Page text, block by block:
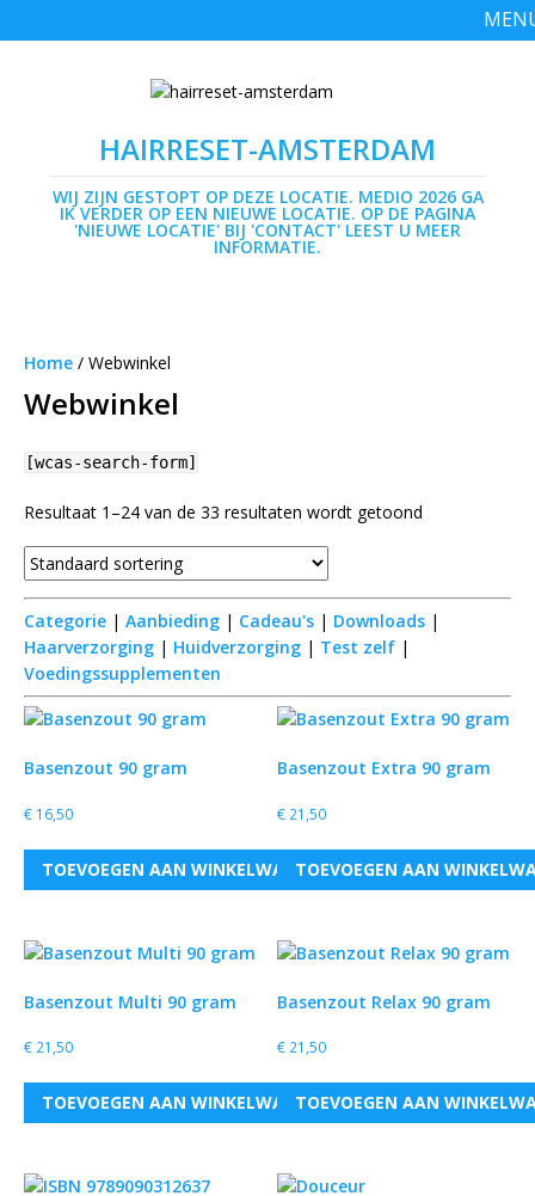
HAIRRESET-AMSTERDAM
WIJ ZIJN GESTOPT OP DEZE LOCATIE. MEDIO 2026 GA
IK VERDER OP EEN NIEUWE LOCATIE. OP DE PAGINA
'NIEUWE LOCATIE' BIJ 'CONTACT' LEEST U MEER
INFORMATIE.
Home / Webwinkel
Webwinkel
[wcas-search-form]
Resultaat 1–24 van de 33 resultaten wordt getoond
Categorie | Aanbieding | Cadeau's | Downloads |
Haarverzorging | Huidverzorging | Test zelf |
Voedingssupplementen
Basenzout 90 gram
€ 16,50
TOEVOEGEN AAN WINKELWAGEN
Basenzout Extra 90 gram
€ 21,50
TOEVOEGEN AAN
Basenzout Multi 90 gram
€ 21,50
TOEVOEGEN AAN WINKELWAGEN
Basenzout Relax 90 gram
€ 21,50
TOEVOEGEN AAN